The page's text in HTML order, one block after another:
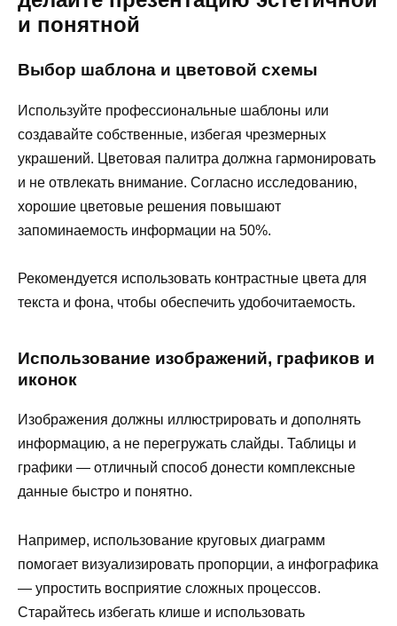
и понятной
Выбор шаблона и цветовой схемы
Используйте профессиональные шаблоны или
создавайте собственные, избегая чрезмерных
украшений. Цветовая палитра должна гармонировать
и не отвлекать внимание. Согласно исследованию,
хорошие цветовые решения повышают
запоминаемость информации на 50%.
Рекомендуется использовать контрастные цвета для
текста и фона, чтобы обеспечить удобочитаемость.
Использование изображений, графиков и
иконок
Изображения должны иллюстрировать и дополнять
информацию, а не перегружать слайды. Таблицы и
графики — отличный способ донести комплексные
данные быстро и понятно.
Например, использование круговых диаграмм
помогает визуализировать пропорции, а инфографика
— упростить восприятие сложных процессов.
Старайтесь избегать клише и использовать